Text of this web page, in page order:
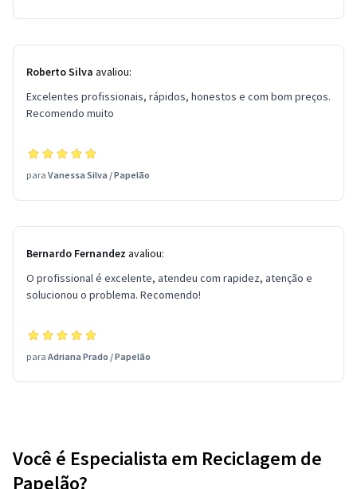
Roberto Silva avaliou:
Excelentes profissionais, rápidos, honestos e com bom preços.
Recomendo muito
para Vanessa Silva /Papelão
Bernardo Fernandez avaliou:
O profissional é excelente, atendeu com rapidez, atenção e
solucionou o problema. Recomendo!
para Adriana Prado /Papelão
Você é Especialista em Reciclagem de
Papelão?